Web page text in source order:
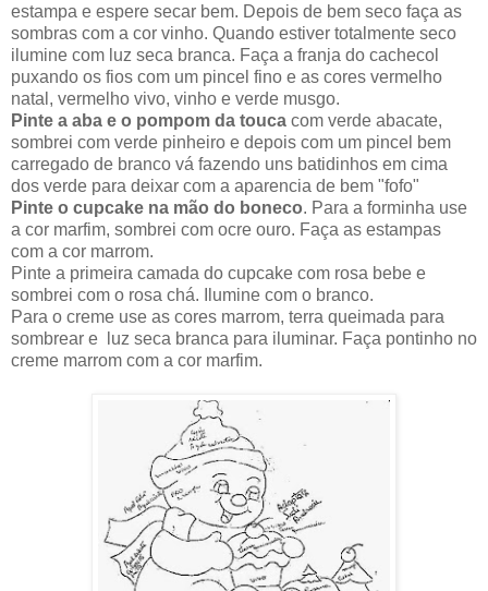
estampa e espere secar bem. Depois de bem seco faça as
sombras com a cor vinho. Quando estiver totalmente seco
ilumine com luz seca branca. Faça a franja do cachecol
puxando os fios com um pincel fino e as cores vermelho
natal, vermelho vivo, vinho e verde musgo.
Pinte a aba e o pompom da touca com verde abacate,
sombrei com verde pinheiro e depois com um pincel bem
carregado de branco vá fazendo uns batidinhos em cima
dos verde para deixar com a aparencia de bem "fofo"
Pinte o cupcake na mão do boneco. Para a forminha use
a cor marfim, sombrei com ocre ouro. Faça as estampas
com a cor marrom.
Pinte a primeira camada do cupcake com rosa bebe e
sombrei com o rosa chá. Ilumine com o branco.
Para o creme use as cores marrom, terra queimada para
sombrear e luz seca branca para iluminar. Faça pontinho no
creme marrom com a cor marfim.